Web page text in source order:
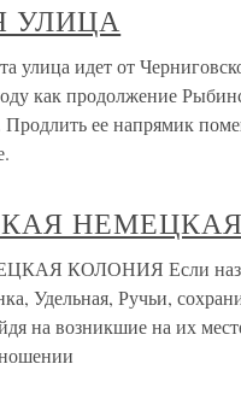
УЛИЦА
идет от
как продолжение
Продлить ее напрямик
КОЛОНИЯ Если
Удельная, Ручьи,
на возникшие на их